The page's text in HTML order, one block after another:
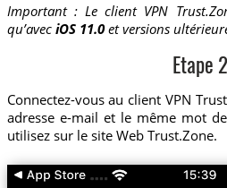
Important : Le client VPN
qu’avec iOS 11.0et versions
Etape 2
Connectez-vous au client VPN
adresse e-mail et le même mot
utilisez sur le site Web Trust.Zone.